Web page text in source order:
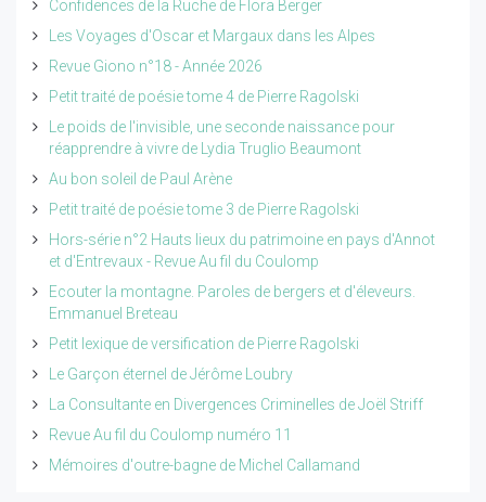
Confidences de la Ruche de Flora Berger
Les Voyages d'Oscar et Margaux dans les Alpes
Revue Giono n°18 - Année 2026
Petit traité de poésie tome 4 de Pierre Ragolski
Le poids de l'invisible, une seconde naissance pour
réapprendre à vivre de Lydia Truglio Beaumont
Au bon soleil de Paul Arène
Petit traité de poésie tome 3 de Pierre Ragolski
Hors-série n°2 Hauts lieux du patrimoine en pays d'Annot
et d'Entrevaux - Revue Au fil du Coulomp
Ecouter la montagne. Paroles de bergers et d'éleveurs.
Emmanuel Breteau
Petit lexique de versification de Pierre Ragolski
Le Garçon éternel de Jérôme Loubry
La Consultante en Divergences Criminelles de Joël Striff
Revue Au fil du Coulomp numéro 11
Mémoires d'outre-bagne de Michel Callamand